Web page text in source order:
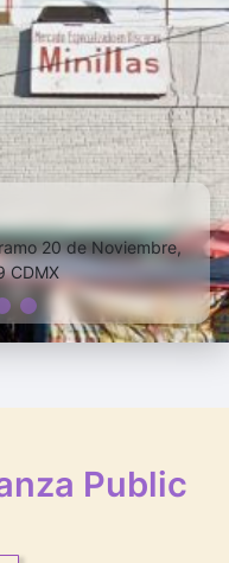
20 de Noviembre,
CDMX
Public